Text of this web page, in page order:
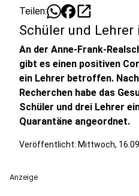
Teilen: open_in_new
Schüler und Lehrer
An der Anne-Frank-
gibt es einen positiven
ein Lehrer betroffen.
Recherchen habe das
Schüler und drei Lehrer
Quarantäne angeordnet.
Veröffentlicht: Mittwoch,
Anzeige